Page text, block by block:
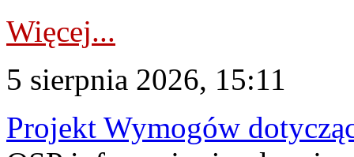
Więcej...
5 sierpnia 2026, 15:11
Projekt Wymogów